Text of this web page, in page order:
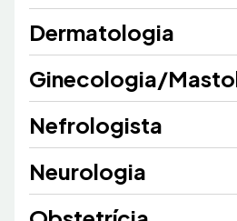
Dermatologia
Ginecologia/
Nefrologista
Neurologia